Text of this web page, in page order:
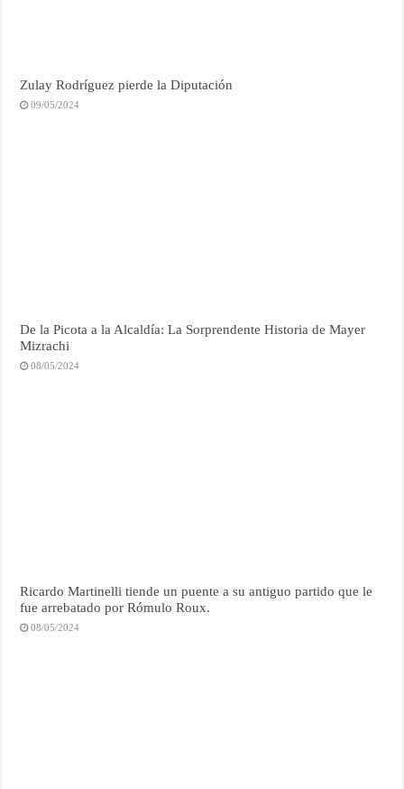
Zulay Rodríguez pierde la Diputación
09/05/2024
De la Picota a la Alcaldía: La Sorprendente Historia de Mayer
Mizrachi
08/05/2024
Ricardo Martinelli tiende un puente a su antiguo partido que le
fue arrebatado por Rómulo Roux.
08/05/2024